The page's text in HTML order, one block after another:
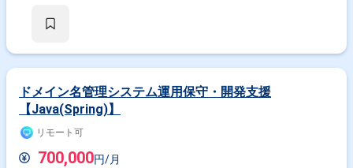
ドメイン名管理システム運用保守・開発支援
【Java(Spring)】
リモート可
700,000円/月